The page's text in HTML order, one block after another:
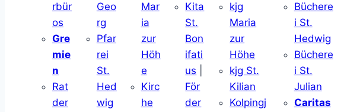
rbür
os
Gre
mie
n
Rat
der
Geo
rg
Pfar
rei
St.
Hed
wig
Mar
ia
zur
Höh
e
Kirc
he
Kita
St.
Bon
ifati
us
För
der
kjg
Maria
zur
Höhe
kjg St.
Kilian
Kolpingj
Büchere
i St.
Hedwig
Büchere
i St.
Julian
Caritas